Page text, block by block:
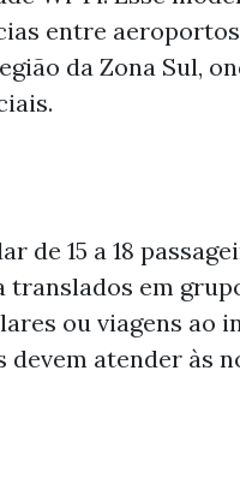
entre aeroportos
da Zona Sul,
de 15 a 18
translados em
ou viagens ao
devem atender às